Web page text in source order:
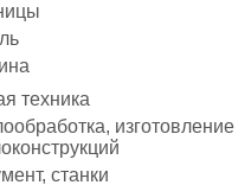
техника
изготовление
станки